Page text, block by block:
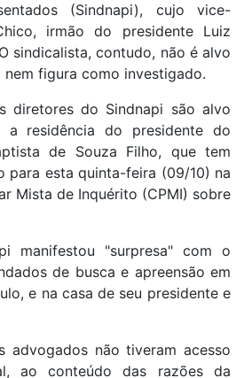
(Sindnapi), cujo vice-
irmão do presidente Luiz
sindicalista, contudo, não é alvo
nem figura como investigado.
diretores do Sindnapi são alvo
a residência do presidente do
de Souza Filho, que tem
para esta quinta-feira (09/10) na
Mista de Inquérito (CPMI) sobre
manifestou "surpresa" com o
de busca e apreensão em
e na casa de seu presidente e
advogados não tiveram acesso
ao conteúdo das razões da